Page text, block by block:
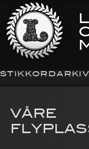
VÅRE